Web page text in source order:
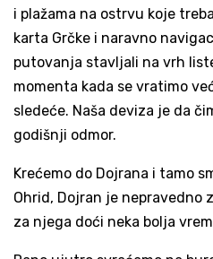
i plažama na ostrvu koje
karta Grčke i naravno
putovanja stavljali na vrh
momenta kada se vratimo
sledeće. Naša deviza je da
godišnji odmor.
Krećemo do Dojrana i tamo
Ohrid, Dojran je nepravedno
za njega doći neka bolja